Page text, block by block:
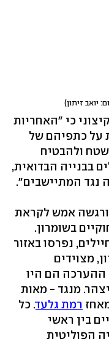
יואב זיתון)
כי "האחריות
על כתפיהם של
ולהבטיח
בבנייה הבדואית,
נגד המתיישבים".
אמש לקראת
בשומרון.
נפרסו באזור
מצוידים
ההערכה הם היו
מנגד - מאות
רמת גלעד. כל
בין ראשי
הפוליטית